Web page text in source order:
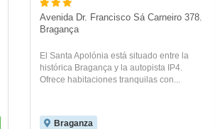
Avenida Dr. Francisco Sá Carneiro 378.
Bragança
El Santa Apolónia está situado entre la
histórica Bragança y la autopista IP4.
Ofrece habitaciones tranquilas con...
Braganza